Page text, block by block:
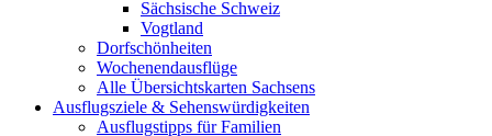
Sächsische Schweiz
Vogtland
Dorfschönheiten
Wochenendausflüge
Alle Übersichtskarten Sachsens
Ausflugsziele & Sehenswürdigkeiten
Ausflugstipps für Familien